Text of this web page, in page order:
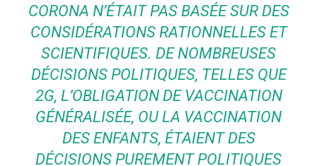
CORONA N’ÉTAIT PAS BASÉE SUR DES
CONSIDÉRATIONS RATIONNELLES ET
SCIENTIFIQUES. DE NOMBREUSES
DÉCISIONS POLITIQUES, TELLES QUE
2G, L’OBLIGATION DE VACCINATION
GÉNÉRALISÉE, OU LA VACCINATION
DES ENFANTS, ÉTAIENT DES
DÉCISIONS PUREMENT POLITIQUES